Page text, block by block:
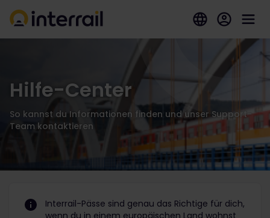
Hilfe-Center
So kannst du Informationen finden und unser Support-
Team kontaktieren
Interrail-Pässe sind genau das Richtige für dich,
wenn du in einem europäischen Land wohnst